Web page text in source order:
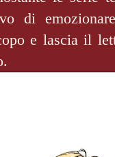
di
e lascia il